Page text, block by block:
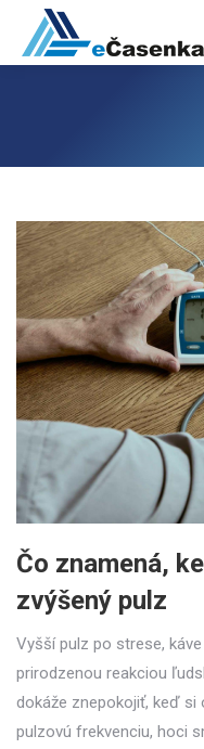
Čo znamená,
zvýšený pulz
Vyšší pulz po strese,
prirodzenou reakciou
dokáže znepokojiť, keď si
pulzovú frekvenciu, hoci